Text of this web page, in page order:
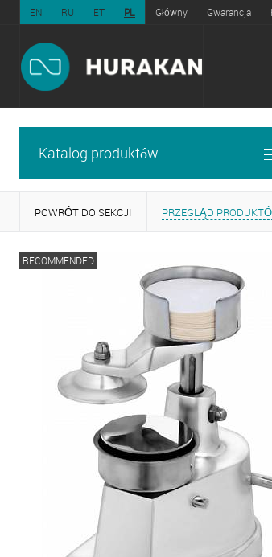
EN RU ET PL Główny Gwarancja
Katalog produktów
POWRÓT DO SEKCJI PRZEGLĄD
RECOMMENDED